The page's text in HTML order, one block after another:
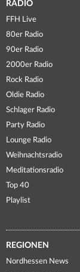
RADIO
FFH Live
80er Radio
90er Radio
2000er Radio
Rock Radio
Oldie Radio
Schlager Radio
Party Radio
Lounge Radio
Weihnachtsradio
Meditationsradio
Top 40
Playlist
REGIONEN
Nordhessen News